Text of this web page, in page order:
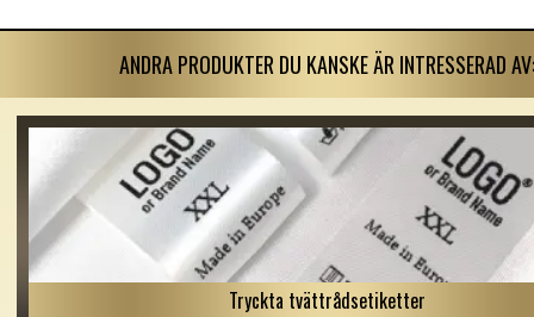
ANDRA PRODUKTER DU KANSKE ÄR INTRESSERAD
Tryckta tvättrådsetiketter